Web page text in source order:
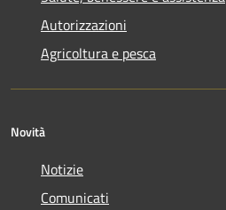
Autorizzazioni
Agricoltura e pesca
Novità
Notizie
Comunicati